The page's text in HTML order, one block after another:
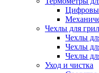
Чехлы для
Чехлы
Чехлы
Чехлы
Уход и чистка